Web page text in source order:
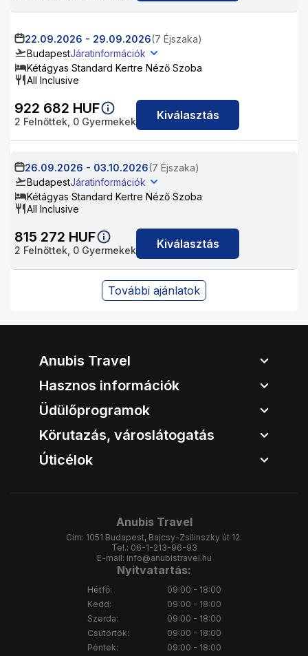
22.09.2026 - 29.09.2026(7 Éjszaka)
BudapestJáratinformációk
Kétágyas Standard Kertre Néző Szoba
All Inclusive
922 682 HUF
2 Felnőttek, 0 Gyermekek Kiválasztás
26.09.2026 - 03.10.2026(7 Éjszaka)
BudapestJáratinformációk
Kétágyas Standard Kertre Néző Szoba
All Inclusive
815 272 HUF
2 Felnőttek, 0 Gyermekek Kiválasztás
További ajánlatok
Anubis Travel
Hasznos információk
Üdülőprogramok
Körutazás, városlátogatás
Úticélok
Anubis Travel
Cím: 1051 Budapest, Bajcsy-Zsilinszky út 12.
Tel.: 06-1-213-96-93
E-mail: info@anubistravel.hu
Nyitvatartás:
Hétfő:
Kedd:
Szerda:
Csütörtök:
Péntek:
09:00 - 18:00
09:00 - 18:00
09:00 - 18:00
09:00 - 18:00
09:00 - 18:00